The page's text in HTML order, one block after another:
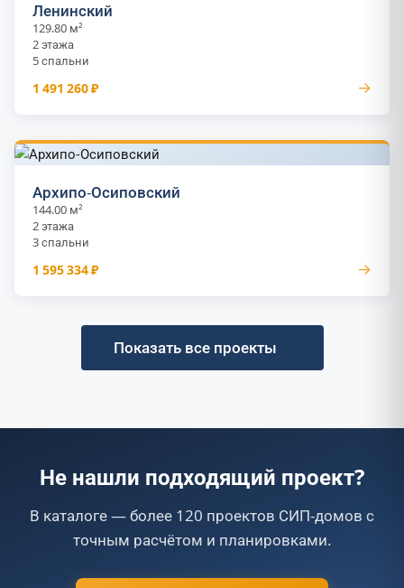
Ленинский
129.80 м²
2 этажа
5 спальни
1 491 260 ₽ →
Архипо-Осиповский
144.00 м²
2 этажа
3 спальни
1 595 334 ₽ →
Показать все проекты
Не нашли подходящий проект?
В каталоге — более 120 проектов СИП-домов с
точным расчётом и планировками.